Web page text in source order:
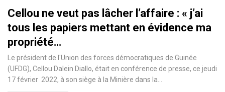
Cellou ne veut pas lâcher l’affaire : « j’ai
tous les papiers mettant en évidence ma
propriété…
Le président de l'Union des forces démocratiques de Guinée
(UFDG), Cellou Dalein Diallo, était en conférence de presse, ce jeudi
17 février 2022, à son siège à la Minière dans la…